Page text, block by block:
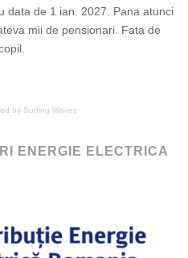
data de 1 ian. 2027. Pana atunci
mii de pensionari. Fata de
by Surfing Waves
ENERGIE ELECTRICA